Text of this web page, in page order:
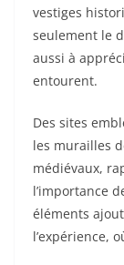
vestiges
seulement le
aussi à
entourent.
Des sites
les murailles
médiévaux,
l’importance
éléments
l’expérience,